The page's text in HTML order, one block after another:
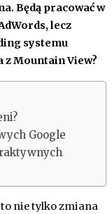
Będą pracować w
lecz
systemu
Mountain View?
Google
to nie tylko zmiana